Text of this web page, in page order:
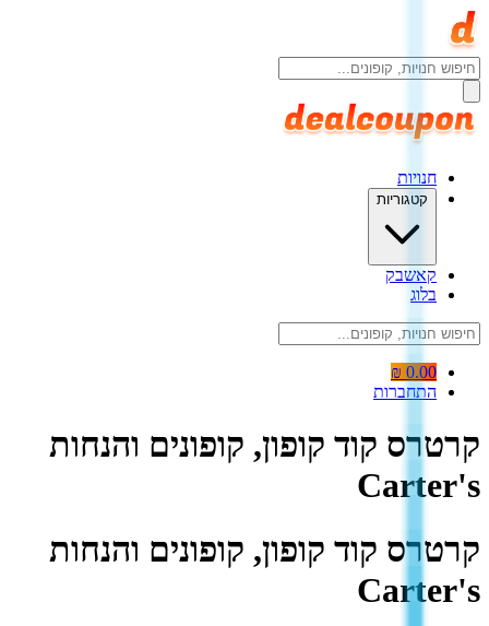
חנויות
קטגוריות
קאשבק
בלוג
0.00 ₪
התחברות
קרטרס קוד קופון, קופונים והנחות
Carter's
קרטרס קוד קופון, קופונים והנחות
Carter's